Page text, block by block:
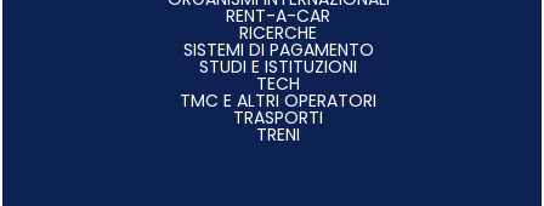
RENT-A-CAR
RICERCHE
SISTEMI DI PAGAMENTO
STUDI E ISTITUZIONI
TECH
TMC E ALTRI OPERATORI
TRASPORTI
TRENI